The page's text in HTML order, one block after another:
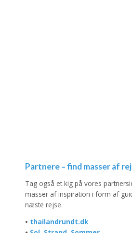
Partnere – find masser af
Tag også et kig på vores
masser af inspiration i form af
næste rejse.
• thailandrundt.dk